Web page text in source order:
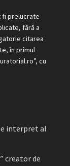
fi prelucrate
fără a
citarea
în primul
cu
interpret al
creator de